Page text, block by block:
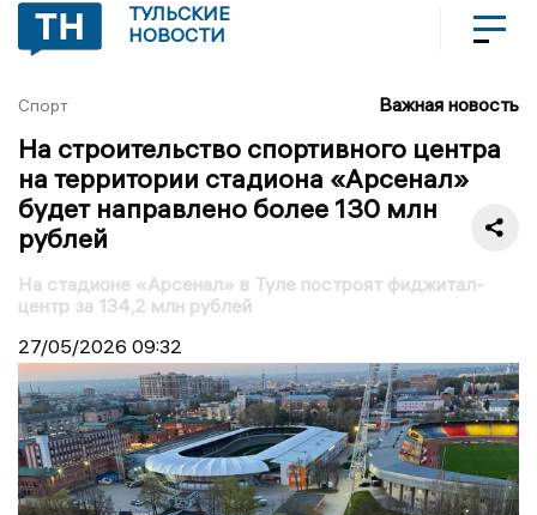
ТУЛЬСКИЕ
НОВОСТИ
Спорт Важная новость
На строительство спортивного центра
на территории стадиона «Арсенал»
будет направлено более 130 млн
рублей
На стадионе «Арсенал» в Туле построят фиджитал-
центр за 134,2 млн рублей
27/05/2026 09:32